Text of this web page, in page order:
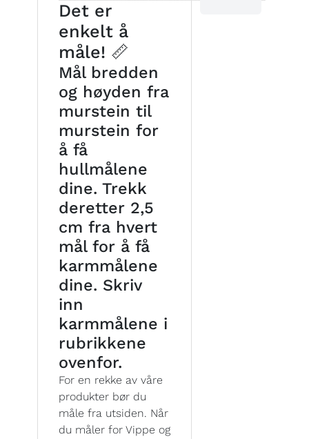
Det er
enkelt å
måle! 📏
Mål bredden
og høyden fra
murstein til
murstein for
å få
hullmålene
dine. Trekk
deretter 2,5
cm fra hvert
mål for å få
karmmålene
dine. Skriv
inn
karmmålene i
rubrikkene
ovenfor.
For en rekke av våre
produkter bør du
måle fra utsiden. Når
du måler for Vippe og